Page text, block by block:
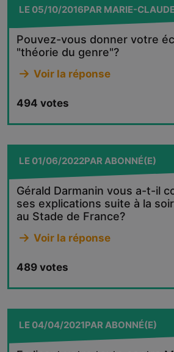
LE05/10/2016PAR MARIE-
Pouvez-vous donner votre
"théorie du genre"?
Voir la réponse
494 votes
LE01/06/2022PARABONNÉ(E)
Gérald Darmanin vous a-t-il
ses explications suite à la
au Stade de France?
Voir la réponse
489 votes
LE04/04/2021PAR ABONNÉ(E)